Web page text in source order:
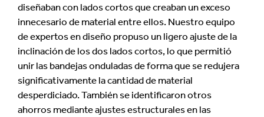
diseñaban con lados cortos que creaban un exceso
innecesario de material entre ellos. Nuestro equipo
de expertos en diseño propuso un ligero ajuste de la
inclinación de los dos lados cortos, lo que permitió
unir las bandejas onduladas de forma que se redujera
significativamente la cantidad de material
desperdiciado. También se identificaron otros
ahorros mediante ajustes estructurales en las